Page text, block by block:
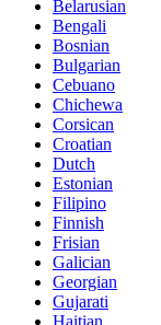
Belarusian
Bengali
Bosnian
Bulgarian
Cebuano
Chichewa
Corsican
Croatian
Dutch
Estonian
Filipino
Finnish
Frisian
Galician
Georgian
Gujarati
Haitian